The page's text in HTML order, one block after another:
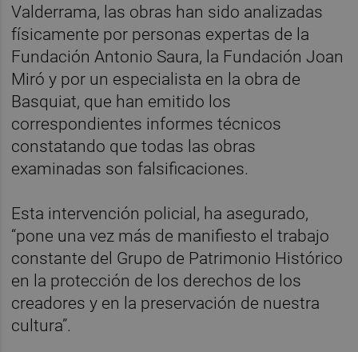
Valderrama, las obras han sido analizadas
físicamente por personas expertas de la
Fundación Antonio Saura, la Fundación Joan
Miró y por un especialista en la obra de
Basquiat, que han emitido los
correspondientes informes técnicos
constatando que todas las obras
examinadas son falsificaciones.
Esta intervención policial, ha asegurado,
“pone una vez más de manifiesto el trabajo
constante del Grupo de Patrimonio Histórico
en la protección de los derechos de los
creadores y en la preservación de nuestra
cultura”.